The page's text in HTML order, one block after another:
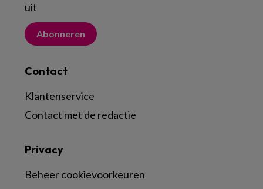
uit
Abonneren
Contact
Klantenservice
Contact met de redactie
Privacy
Beheer cookievoorkeuren